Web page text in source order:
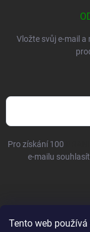
Tento web
Vložte svůj e-mail
Pro získání 100
e-mailu